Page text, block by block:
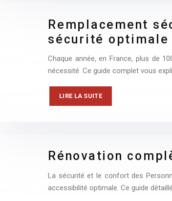
Remplacement
sécurité optimale
Chaque année, en France, plus de
nécessité. Ce guide complet vous
LIRE LA SUITE
Rénovation
La sécurité et le confort des
accessibilité optimale. Ce guide